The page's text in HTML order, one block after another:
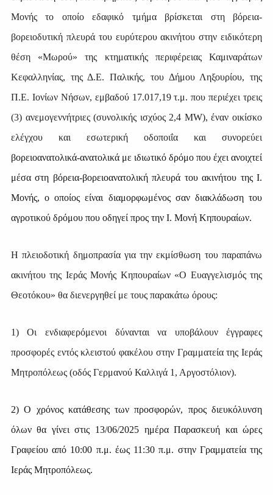
Μονής το οποίο εδαφικό τμήμα βρίσκεται στη βόρεια-
βορειοδυτική πλευρά του ευρύτερου ακινήτου στην ειδικότερη
θέση «Μωρού» της κτηματικής περιφέρειας Καμιναράτων
Κεφαλληνίας, της Δ.Ε. Παλικής, του Δήμου Ληξουρίου, της
Π.Ε. Ιονίων Νήσων, εμβαδού 17.017,19 τ.μ. που περιέχει τρεις
(3) ανεμογεννήτριες (συνολικής ισχύος 2,4 MW), έναν οικίσκο
ελέγχου και εσωτερική οδοποιΐα και συνορεύει
βορειοανατολικά-ανατολικά με ιδιωτικό δρόμο που έχει ανοιχτεί
μέσα στη βόρεια-βορειοανατολική πλευρά του ακινήτου της Ι.
Μονής, ο οποίος είναι διαμορφωμένος σαν διακλάδωση του
αγροτικού δρόμου που οδηγεί προς την I. Μονή Κηπουραίων.
Η πλειοδοτική δημοπρασία για την εκμίσθωση του παραπάνω
ακινήτου της Ιεράς Μονής Κηπουραίων «Ο Ευαγγελισμός της
Θεοτόκου» θα διενεργηθεί με τους παρακάτω όρους:
1) Οι ενδιαφερόμενοι δύνανται να υποβάλουνέγγραφες
προσφορές εντός κλειστούφακέλου στην Γραμματεία της Ιεράς
Μητροπόλεως(οδός Γερμανού Καλλιγά 1, Αργοστόλιον).
2)Ο χρόνος κατάθεσης των προσφορών, προς διευκόλυνση
όλων θα γίνει στις 13/06/2025 ημέρα Παρασκευή και ώρες
Γραφείουαπό 10:00 π.μ. έως 11:30 π.μ. στην Γραμματεία της
Ιεράς Μητροπόλεως.